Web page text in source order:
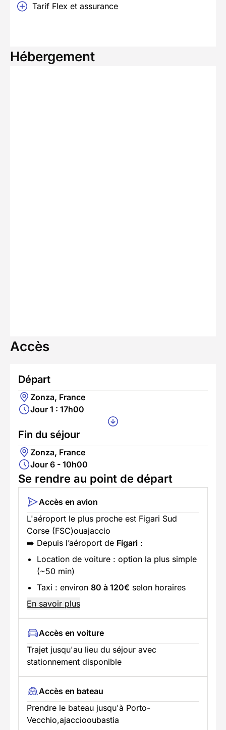
Tarif Flex et assurance
Hébergement
Accès
Départ
Zonza, France
Jour 1 : 17h00
Fin du séjour
Zonza, France
Jour 6 - 10h00
Se rendre au point de départ
Accès en avion
L'aéroport le plus proche est Figari Sud
Corse (FSC)ouajaccio
➡️ Depuis l’aéroport de Figari :
Location de voiture : option la plus simple
(~50 min)
Taxi : environ 80 à 120€ selon horaires
En savoir plus
Accès en voiture
Trajet jusqu'au lieu du séjour avec
stationnement disponible
Accès en bateau
Prendre le bateau jusqu'à Porto-
Vecchio,ajacciooubastia